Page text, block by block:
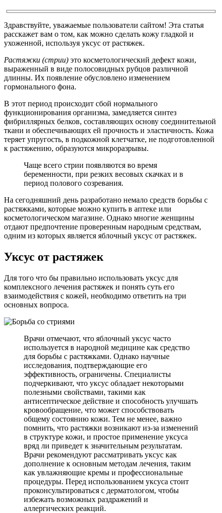
Здравствуйте, уважаемые пользователи сайтом! Эта статья
расскажет вам о том, как можно сделать кожу гладкой и
ухоженной, используя уксус от растяжек.
Растяжки (стрии) это косметологический дефект кожи,
выраженный в виде полосовидных рубцов различной
длинны. Их появление обусловлено изменением
гормонального фона.
В этот период происходит сбой нормального
функционирования организма, замедляется синтез
фибриллярных белков, составляющих основу соединительной
ткани и обеспечивающих ей прочность и эластичность. Кожа
теряет упругость, в подкожной клетчатке, не подготовленной
к растяжению, образуются микроразрывы.
Чаще всего стрии появляются во время
беременности, при резких весовых скачках и в
период полового созревания.
На сегодняшний день разработано немало средств борьбы с
растяжками, которые можно купить в аптеке или
косметологическом магазине. Однако многие женщины
отдают предпочтение проверенным народным средствам,
одним из которых является яблочный уксус от растяжек.
Уксус от растяжек
Для того что бы правильно использовать уксус для
комплексного лечения растяжек и понять суть его
взаимодействия с кожей, необходимо ответить на три
основных вопроса.
Врачи отмечают, что яблочный уксус часто
используется в народной медицине как средство
для борьбы с растяжками. Однако научные
исследования, подтверждающие его
эффективность, ограничены. Специалисты
подчеркивают, что уксус обладает некоторыми
полезными свойствами, такими как
антисептическое действие и способность улучшать
кровообращение, что может способствовать
общему состоянию кожи. Тем не менее, важно
помнить, что растяжки возникают из-за изменений
в структуре кожи, и простое применение уксуса
вряд ли приведет к значительным результатам.
Врачи рекомендуют рассматривать уксус как
дополнение к основным методам лечения, таким
как увлажняющие кремы и профессиональные
процедуры. Перед использованием уксуса стоит
проконсультироваться с дерматологом, чтобы
избежать возможных раздражений и
аллергических реакций.